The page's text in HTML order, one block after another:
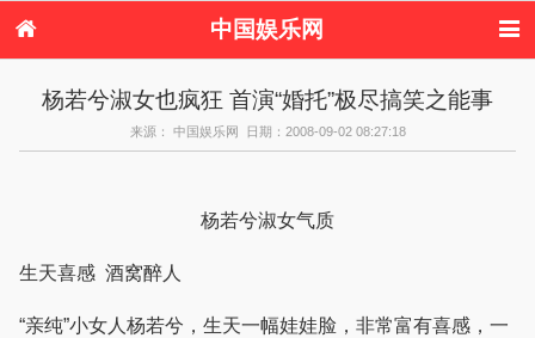
中国娱乐网
港台娱乐
日本娱乐 韩国娱乐
欧美娱乐
音乐新闻 影视新闻
内地明星八卦
杨若兮淑女也疯狂 首演“婚托”极尽搞笑之能事
来源： 中国娱乐网 日期：2008-09-02 08:27:18
杨若兮淑女气质
生天喜感 酒窝醉人
“亲纯”小女人杨若兮，生天一幅娃娃脸，非常富有喜感，一